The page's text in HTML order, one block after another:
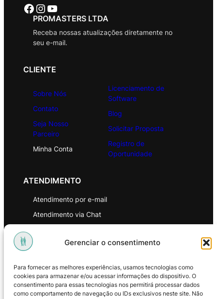
Gerenciar o consentimento
Para fornecer as melhores experiências, usamos tecnologias como
cookies para armazenar e/ou acessar informações do dispositivo. O
consentimento para essas tecnologias nos permitirá processar dados
como comportamento de navegação ou IDs exclusivos neste site. Não
Facebook Instagram Youtube
PROMASTERS LTDA
Receba nossas atualizações diretamente no
seu e-mail.
CLIENTE
Sobre Nós
Contato
Seja Nosso
Parceiro
Minha Conta
Licenciamento de
Software
Blog
Solicitar Proposta
Registro de
Oportunidade
ATENDIMENTO
Atendimento por e-mail
Atendimento via Chat
Política de Privacidade
Política de Troca e Devoluções